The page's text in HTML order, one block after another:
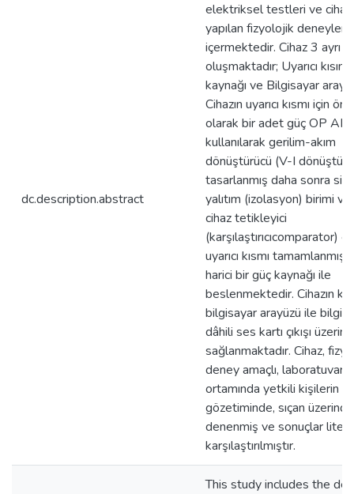
dc.description.abstract
elektriksel testleri ve
yapılan fizyolojik deneyleri
içermektedir. Cihaz 3 ayrı
oluşmaktadır; Uyarıcı
kaynağı ve Bilgisayar
Cihazın uyarıcı kısmı için
olarak bir adet güç OP
kullanılarak gerilim-akım
dönüştürücü (V-I
tasarlanmış daha sonra
yalıtım (izolasyon) birimi ve
cihaz tetikleyici
(karşılaştırıcıcomparator)
uyarıcı kısmı
harici bir güç kaynağı ile
beslenmektedir. Cihazın
bilgisayar arayüzü ile
dâhili ses kartı çıkışı
sağlanmaktadır. Cihaz,
deney amaçlı, laboratuvar
ortamında yetkili kişilerin
gözetiminde, sıçan üzerinde
denenmiş ve sonuçlar
karşılaştırılmıştır.
This study includes the